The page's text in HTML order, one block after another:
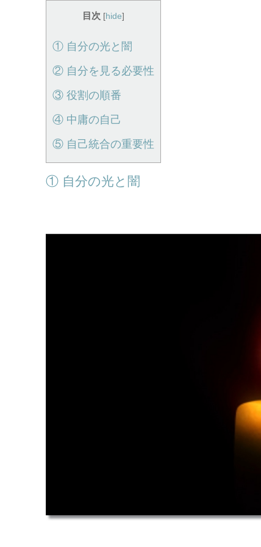
目次 [hide]
① 自分の光と闇
② 自分を見る必要性
③ 役割の順番
④ 中庸の自己
⑤ 自己統合の重要性
① 自分の光と闇